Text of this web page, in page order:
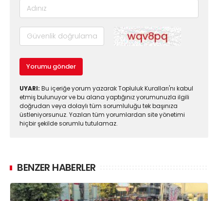
Yorumu gönder
UYARI: Bu içeriğe yorum yazarak Topluluk Kuralları'nı kabul
etmiş bulunuyor ve bu alana yaptığınız yorumunuzla ilgili
doğrudan veya dolaylı tüm sorumluluğu tek başınıza
üstleniyorsunuz. Yazılan tüm yorumlardan site yönetimi
hiçbir şekilde sorumlu tutulamaz.
BENZER HABERLER